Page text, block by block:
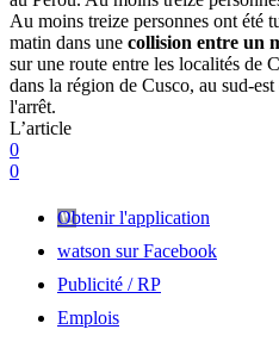
Au moins treize personnes ont été
matin dans une collision entre un
sur une route entre les localités de
dans la région de Cusco, au sud-
l'arrêt.
L’article
0
0
Obtenir l'application
watson sur Facebook
Publicité / RP
Emplois